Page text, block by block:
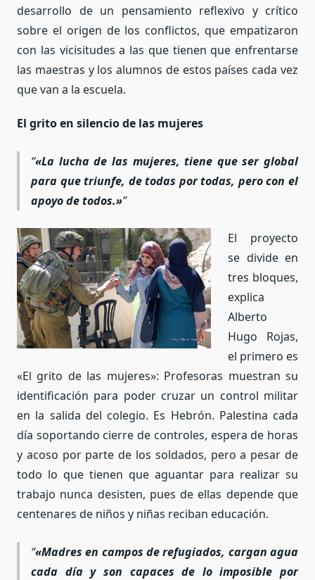
desarrollo de un pensamiento reflexivo y crítico
sobre el origen de los conflictos, que empatizaron
con las vicisitudes a las que tienen que enfrentarse
las maestras y los alumnos de estos países cada vez
que van a la escuela.
El grito en silencio de las mujeres
«La lucha de las mujeres, tiene que ser global
para que triunfe, de todas por todas, pero con el
apoyo de todos.»
El proyecto
se divide en
tres bloques,
explica
Alberto
Hugo Rojas,
el primero es
«El grito de las mujeres»: Profesoras muestran su
identificación para poder cruzar un control militar
en la salida del colegio. Es Hebrón. Palestina cada
día soportando cierre de controles, espera de horas
y acoso por parte de los soldados, pero a pesar de
todo lo que tienen que aguantar para realizar su
trabajo nunca desisten, pues de ellas depende que
centenares de niños y niñas reciban educación.
«Madres en campos de refugiados, cargan agua
cada día y son capaces de lo imposible por